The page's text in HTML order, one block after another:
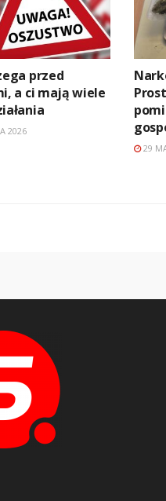
przed
a ci mają wiele
2026
29